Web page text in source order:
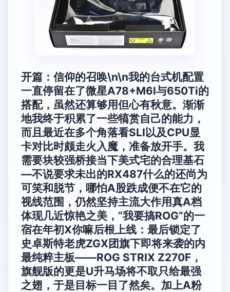
开篇：信仰的召唤\n\n我的台式机配置
一直停留在了微星A78+M6I与650Ti的
搭配，虽然还算够用但心有秋意。渐渐
地我终于积累了一些犒赏自己的能力，
而且最近在多个角落看SLI以及CPU显
卡对比时颇走火入魔，准备放开手。我
需要块较强桥接当下美式宅的合理基石
—不说要求未出的RX487什么的还尚为
可笑和脱节，哪怕A股跌成便不在它的
视线范围，仍然坚持主流大作用真A档
体现几近惊艳之美，“我要搞ROG”的一
宿在年初X你嘛后根上线：最后锁定了
史卓斯特老虎ZGX团旗下即将来袭的内
最纯粹主板——ROG STRIX Z270F，
旗舰版的更是U升马场将不取只给最强
之翅，于是目标一目了然矣。加上A粉